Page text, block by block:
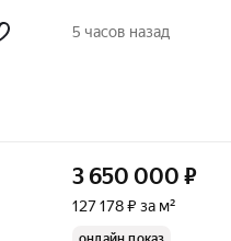
5 часов назад
3 650 000 ₽
127 178 ₽ за м²